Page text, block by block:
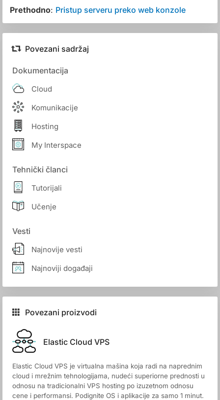
Prethodno: Pristup serveru preko web konzole
Povezani sadržaj
Dokumentacija
Cloud
Komunikacije
Hosting
My Interspace
Tehnički članci
Tutorijali
Učenje
Vesti
Najnovije vesti
Najnoviji događaji
Povezani proizvodi
Elastic Cloud VPS
Elastic Cloud VPS je virtualna mašina koja radi na naprednim
cloud i mrežnim tehnologijama, nudeći superiorne prednosti u
odnosu na tradicionalni VPS hosting po izuzetnom odnosu
cene i performansi. Podignite OS i aplikacije za samo 1 minut.